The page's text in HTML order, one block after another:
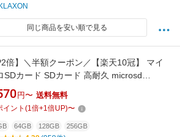
KLAXON
同じ商品を安い順で見る
倍】＼半額クーポン／【楽天10冠】 マイ
SDカード SDカード 高耐久 microsd
カード 128GB 256GB 64GB 32GB
マイクロ nintendo Switch ドラレコ
ニンテンドースイッチ メモリーカード
I 128ギガ まとめ買い 業務用 アダプタ付
円〜 送料無料
イント (1倍+1倍UP)〜
64GB 128GB 256GB